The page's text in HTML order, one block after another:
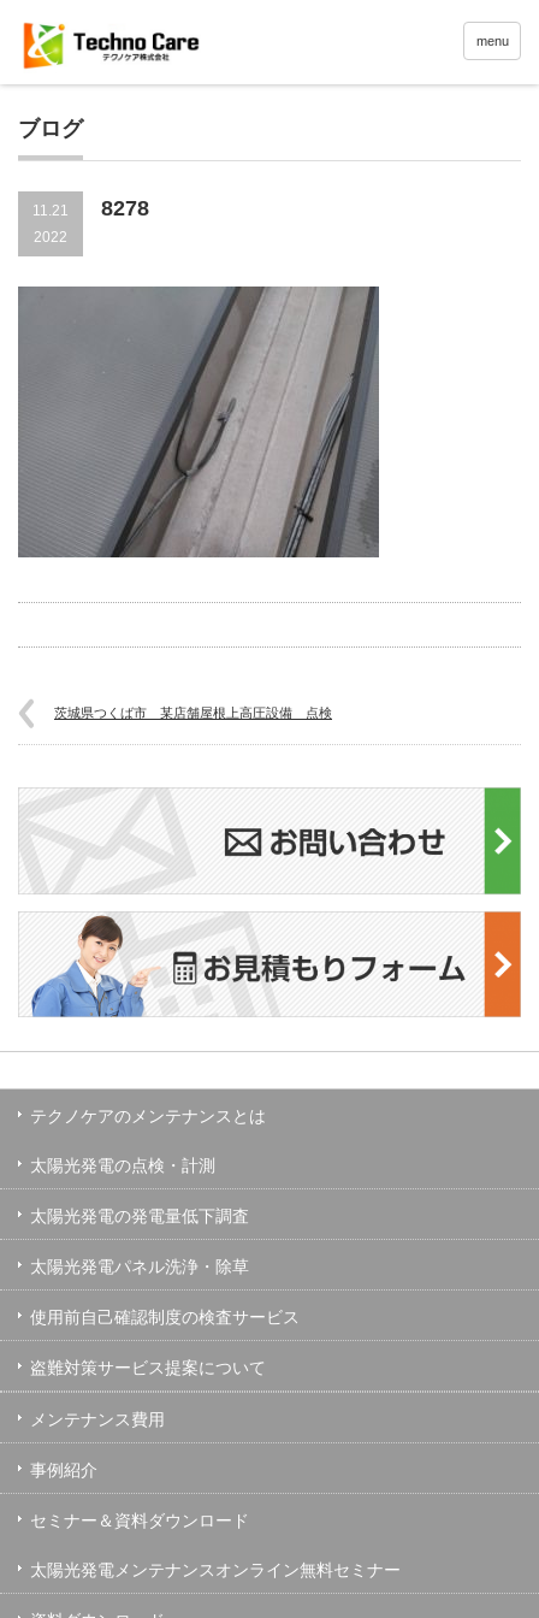
menu
ブログ
11.21
2022
8278
茨城県つくば市 某店舗屋根上高圧設備 点検
テクノケアのメンテナンスとは
太陽光発電の点検・計測
太陽光発電の発電量低下調査
太陽光発電パネル洗浄・除草
使用前自己確認制度の検査サービス
盗難対策サービス提案について
メンテナンス費用
事例紹介
セミナー＆資料ダウンロード
太陽光発電メンテナンスオンライン無料セミナー